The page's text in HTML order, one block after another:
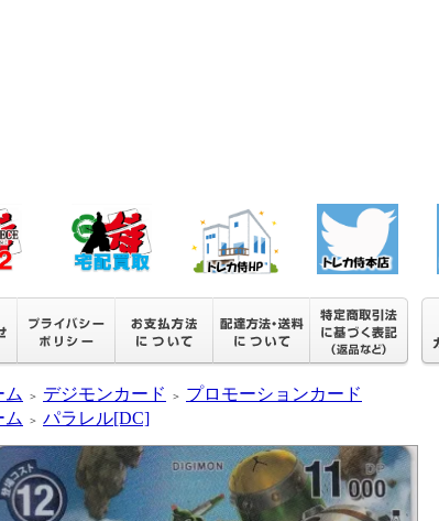
ム ＞ デジモンカード ＞
プロモーションカード
ム
＞ パラレル[DC]